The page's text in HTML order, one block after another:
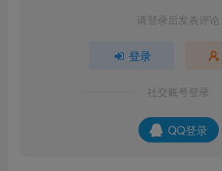
请登录后发表评论
登录
社交账号登录
QQ登录